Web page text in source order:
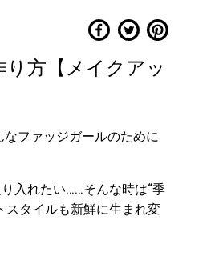
方【メイクアッ
ファッジガールのために
入れたい……そんな時は“季
スタイルも新鮮に生まれ変